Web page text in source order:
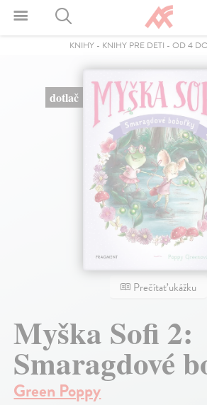
KNIHY - KNIHY PRE DETI - OD 4
dotlač
Prečítať ukážku
Myška Sofi 2:
Smaragdové
Green Poppy